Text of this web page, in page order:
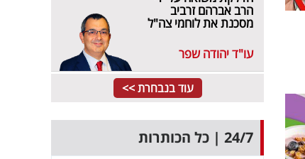
הרב אברהם זרביב
מסכנת את לוחמי צה"ל
עו"ד יהודה שפר
עוד בנבחרת >>
24/7 | כל הכותרות